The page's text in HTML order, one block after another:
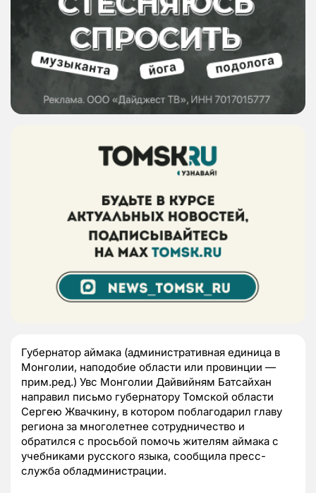
Губернатор аймака (административная единица в
Монголии, наподобие области или провинции —
прим.ред.) Увс Монголии Дайвийням Батсайхан
направил письмо губернатору Томской области
Сергею Жвачкину, в котором поблагодарил главу
региона за многолетнее сотрудничество и
обратился с просьбой помочь жителям аймака с
учебниками русского языка, сообщила пресс-
служба обладминистрации.